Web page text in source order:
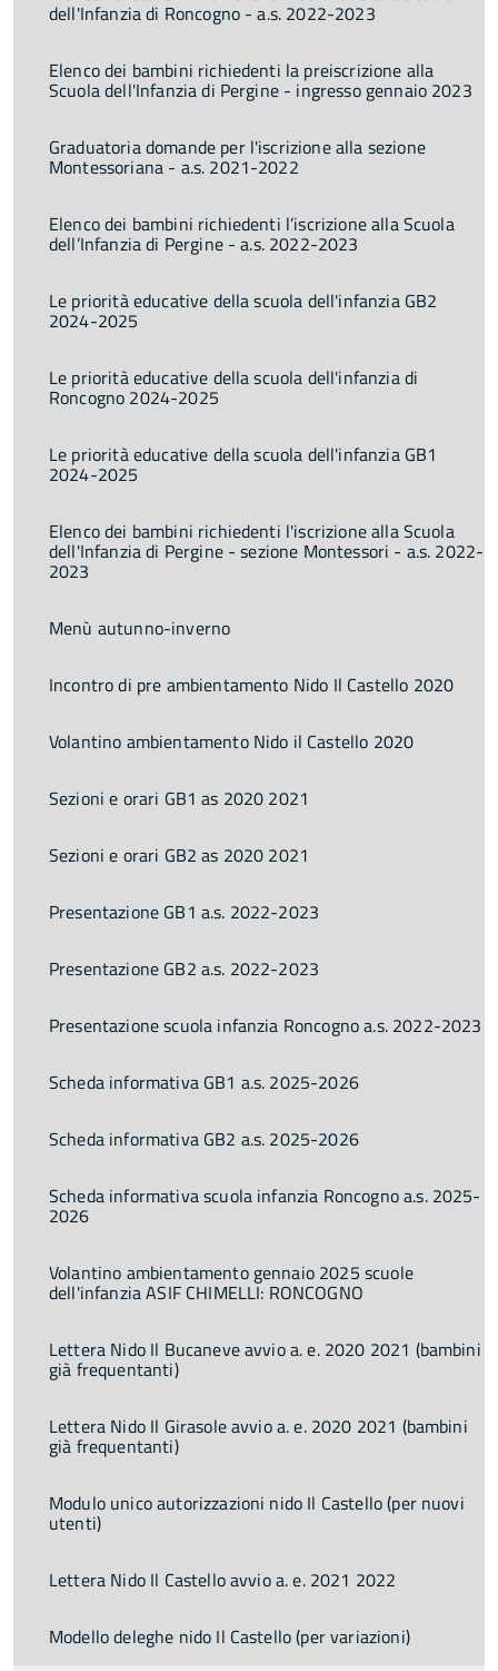
dell'Infanzia di Roncogno - a.s. 2022-2023
Elenco dei bambini richiedenti la preiscrizione alla
Scuola dell'Infanzia di Pergine - ingresso gennaio 2023
Graduatoria domande per l'iscrizione alla sezione
Montessoriana - a.s. 2021-2022
Elenco dei bambini richiedenti l’iscrizione alla Scuola
dell’Infanzia di Pergine - a.s. 2022-2023
Le priorità educative della scuola dell'infanzia GB2
2024-2025
Le priorità educative della scuola dell'infanzia di
Roncogno 2024-2025
Le priorità educative della scuola dell'infanzia GB1
2024-2025
Elenco dei bambini richiedenti l'iscrizione alla Scuola
dell'Infanzia di Pergine - sezione Montessori - a.s. 2022-
2023
Menù autunno-inverno
Incontro di pre ambientamento Nido Il Castello 2020
Volantino ambientamento Nido il Castello 2020
Sezioni e orari GB1 as 2020 2021
Sezioni e orari GB2 as 2020 2021
Presentazione GB1 a.s. 2022-2023
Presentazione GB2 a.s. 2022-2023
Presentazione scuola infanzia Roncogno a.s. 2022-2023
Scheda informativa GB1 a.s. 2025-2026
Scheda informativa GB2 a.s. 2025-2026
Scheda informativa scuola infanzia Roncogno a.s. 2025-
2026
Volantino ambientamento gennaio 2025 scuole
dell'infanzia ASIF CHIMELLI: RONCOGNO
Lettera Nido Il Bucaneve avvio a. e. 2020 2021 (bambini
già frequentanti)
Lettera Nido Il Girasole avvio a. e. 2020 2021 (bambini
già frequentanti)
Modulo unico autorizzazioni nido Il Castello (per nuovi
utenti)
Lettera Nido Il Castello avvio a. e. 2021 2022
Modello deleghe nido Il Castello (per variazioni)